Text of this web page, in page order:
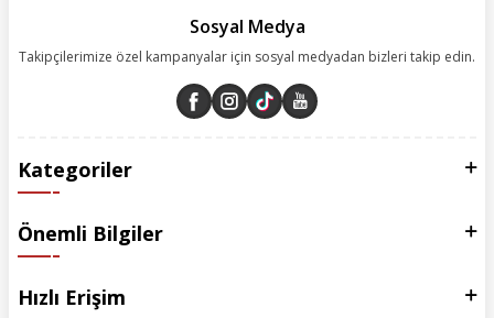
Sosyal Medya
Takipçilerimize özel kampanyalar için sosyal medyadan bizleri takip edin.
Kategoriler
Önemli Bilgiler
Hızlı Erişim